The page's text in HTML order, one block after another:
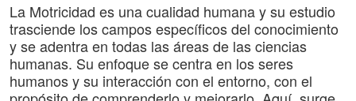
La Motricidad es una cualidad humana y su estudio
trasciende los campos específicos del conocimiento
y se adentra en todas las áreas de las ciencias
humanas. Su enfoque se centra en los seres
humanos y su interacción con el entorno, con el